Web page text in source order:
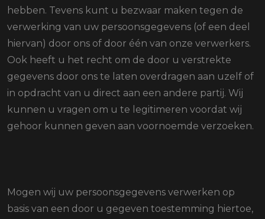
hebben. Tevens kunt u bezwaar maken tegen de
verwerking van uw persoonsgegevens (of een deel
hiervan) door ons of door één van onze verwerkers.
Ook heeft u het recht om de door u verstrekte
gegevens door ons te laten overdragen aan uzelf of
in opdracht van u direct aan een andere partij. Wij
kunnen u vragen om u te legitimeren voordat wij
gehoor kunnen geven aan voornoemde verzoeken.
Mogen wij uw persoonsgegevens verwerken op
basis van een door u gegeven toestemming hiertoe,